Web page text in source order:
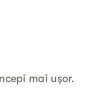
mai ușor.